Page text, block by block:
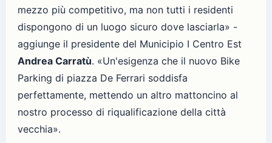
mezzo più competitivo, ma non tutti i residenti
dispongono di un luogo sicuro dove lasciarla» -
aggiunge il presidente del Municipio I Centro Est
Andrea Carratù. «Un'esigenza che il nuovo Bike
Parking di piazza De Ferrari soddisfa
perfettamente, mettendo un altro mattoncino al
nostro processo di riqualificazione della città
vecchia».